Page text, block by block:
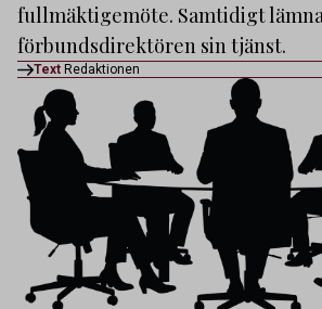
fullmäktigemöte. Samtidigt
förbundsdirektören sin tjänst.
Text Redaktionen